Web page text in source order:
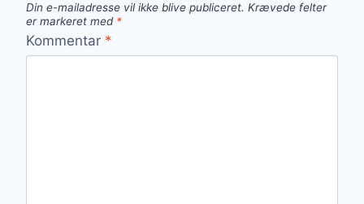
Din e-mailadresse vil ikke blive publiceret. Krævede felter
er markeret med *
Kommentar *